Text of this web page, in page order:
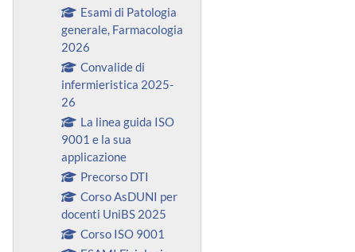
Esami di Patologia
generale, Farmacologia
2026
Convalide di
infermieristica 2025-
26
La linea guida ISO
9001 e la sua
applicazione
Precorso DTI
Corso AsDUNI per
docenti UniBS 2025
Corso ISO 9001